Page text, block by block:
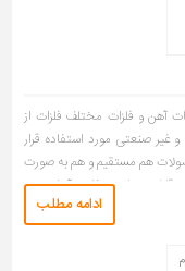
آهن و فلزات مختلف فلزات از
صنعتی مورد استفاده قرار
هم مستقیم و هم به صورت
قابلیت های متفاوت آنها تعیین
[…]
ادامه مطلب